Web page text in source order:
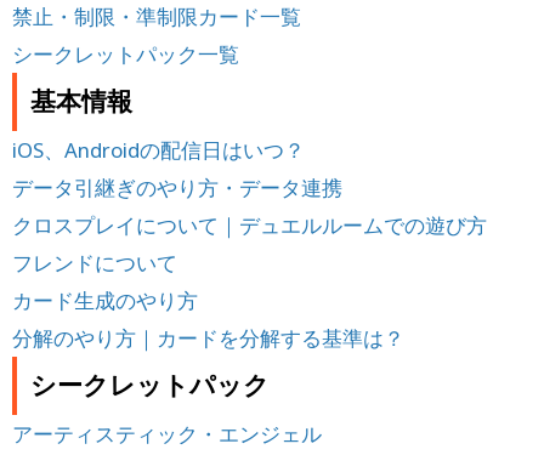
禁止・制限・準制限カード一覧
シークレットパック一覧
基本情報
iOS、Androidの配信日はいつ？
データ引継ぎのやり方・データ連携
クロスプレイについて｜デュエルルームでの遊び方
フレンドについて
カード生成のやり方
分解のやり方｜カードを分解する基準は？
シークレットパック
アーティスティック・エンジェル